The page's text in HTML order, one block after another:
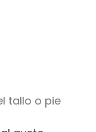
tallo o pie